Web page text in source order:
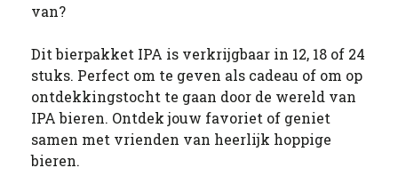
van?
Dit bierpakket IPA is verkrijgbaar in 12, 18 of 24
stuks. Perfect om te geven als cadeau of om op
ontdekkingstocht te gaan door de wereld van
IPA bieren. Ontdek jouw favoriet of geniet
samen met vrienden van heerlijk hoppige
bieren.